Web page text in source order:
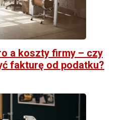
a koszty firmy – czy
fakturę od podatku?